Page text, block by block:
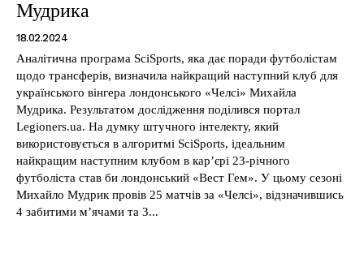
Мудрика
18.02.2024
Аналітична програма SciSports, яка дає поради футболістам
щодо трансферів, визначила найкращий наступний клуб для
українського вінгера лондонського «Челсі» Михайла
Мудрика. Результатом дослідження поділився портал
Legioners.ua. На думку штучного інтелекту, який
використовується в алгоритмі SciSports, ідеальним
найкращим наступним клубом в кар’єрі 23-річного
футболіста став би лондонський «Вест Гем». У цьому сезоні
Михайло Мудрик провів 25 матчів за «Челсі», відзначившись
4 забитими м’ячами та 3...